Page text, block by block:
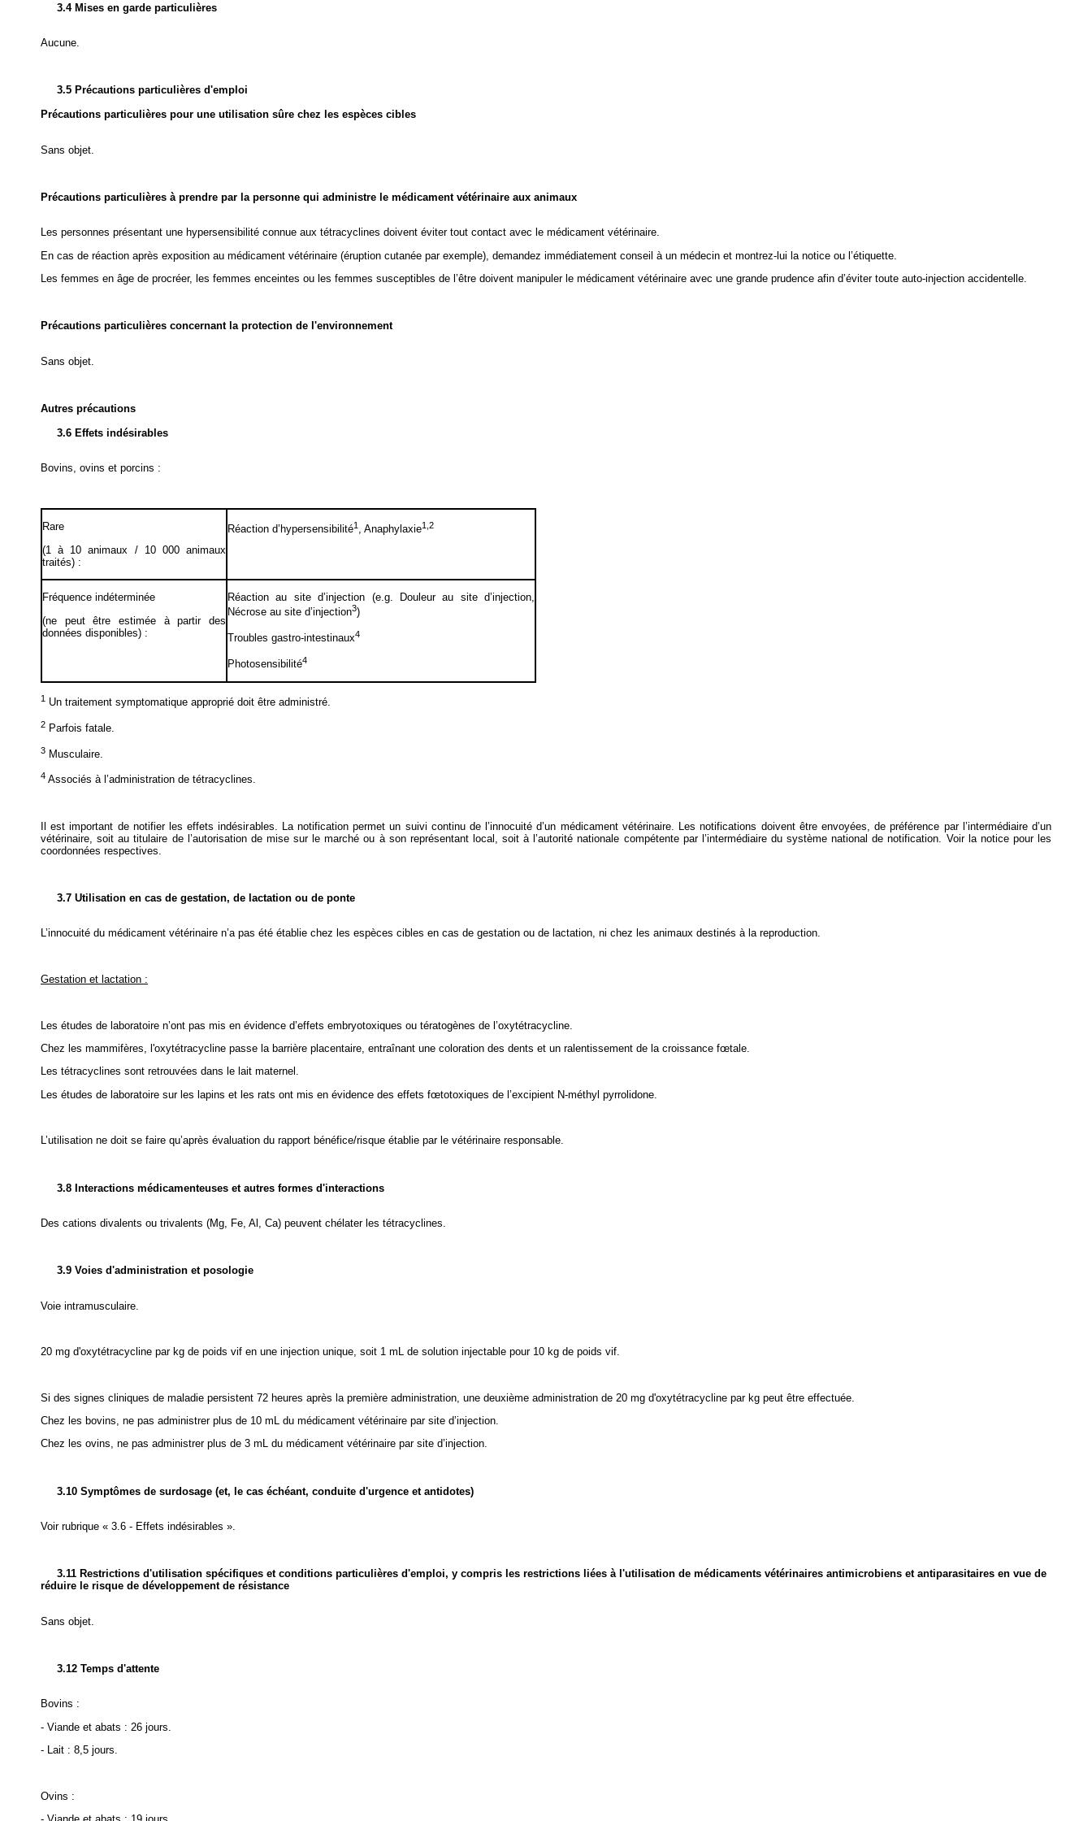
3.4 Mises en garde particulières
Aucune.
3.5 Précautions particulières d'emploi
Précautions particulières pour une utilisation sûre chez les espèces cibles
Sans objet.
Précautions particulières à prendre par la personne qui administre le médicament vétérinaire aux animaux
Les personnes présentant une hypersensibilité connue aux tétracyclines doivent éviter tout contact avec le médicament vétérinaire.
En cas de réaction après exposition au médicament vétérinaire (éruption cutanée par exemple), demandez immédiatement conseil à un médecin et montrez-lui la notice ou l’étiquette.
Les femmes en âge de procréer, les femmes enceintes ou les femmes susceptibles de l’être doivent manipuler le médicament vétérinaire avec une grande prudence afin d’éviter toute auto-injection accidentelle.
Précautions particulières concernant la protection de l'environnement
Sans objet.
Autres précautions
3.6 Effets indésirables
Bovins, ovins et porcins :
Rare
(1 à 10 animaux / 10 000 animaux
traités) :
Réaction d’hypersensibilité1 , Anaphylaxie1,2
Fréquence indéterminée
(ne peut être estimée à partir des
données disponibles) :
Réaction au site d’injection (e.g. Douleur au site d’injection,
Nécrose au site d’injection3)
Troubles gastro-intestinaux4
Photosensibilité4
1 Un traitement symptomatique approprié doit être administré.
2 Parfois fatale.
3 Musculaire.
4 Associés à l’administration de tétracyclines.
Il est important de notifier les effets indésirables. La notification permet un suivi continu de l’innocuité d’un médicament vétérinaire. Les notifications doivent être envoyées, de préférence par l’intermédiaire d’un
vétérinaire, soit au titulaire de l’autorisation de mise sur le marché ou à son représentant local, soit à l’autorité nationale compétente par l’intermédiaire du système national de notification. Voir la notice pour les
coordonnées respectives.
3.7 Utilisation en cas de gestation, de lactation ou de ponte
L’innocuité du médicament vétérinaire n’a pas été établie chez les espèces cibles en cas de gestation ou de lactation, ni chez les animaux destinés à la reproduction.
Gestation et lactation :
Les études de laboratoire n’ont pas mis en évidence d’effets embryotoxiques ou tératogènes de l’oxytétracycline.
Chez les mammifères, l'oxytétracycline passe la barrière placentaire, entraînant une coloration des dents et un ralentissement de la croissance fœtale.
Les tétracyclines sont retrouvées dans le lait maternel.
Les études de laboratoire sur les lapins et les rats ont mis en évidence des effets fœtotoxiques de l’excipient N-méthyl pyrrolidone.
L’utilisation ne doit se faire qu’après évaluation du rapport bénéfice/risque établie par le vétérinaire responsable.
3.8 Interactions médicamenteuses et autres formes d'interactions
Des cations divalents ou trivalents (Mg, Fe, Al, Ca) peuvent chélater les tétracyclines.
3.9 Voies d'administration et posologie
Voie intramusculaire.
20 mg d'oxytétracycline par kg de poids vif en une injection unique, soit 1 mL de solution injectable pour 10 kg de poids vif.
Si des signes cliniques de maladie persistent 72 heures après la première administration, une deuxième administration de 20 mg d'oxytétracycline par kg peut être effectuée.
Chez les bovins, ne pas administrer plus de 10 mL du médicament vétérinaire par site d’injection.
Chez les ovins, ne pas administrer plus de 3 mL du médicament vétérinaire par site d’injection.
3.10 Symptômes de surdosage (et, le cas échéant, conduite d'urgence et antidotes)
Voir rubrique « 3.6 - Effets indésirables ».
3.11 Restrictions d'utilisation spécifiques et conditions particulières d'emploi, y compris les restrictions liées à l'utilisation de médicaments vétérinaires antimicrobiens et antiparasitaires en vue de
réduire le risque de développement de résistance
Sans objet.
3.12 Temps d'attente
Bovins :
- Viande et abats : 26 jours.
- Lait : 8,5 jours.
Ovins :